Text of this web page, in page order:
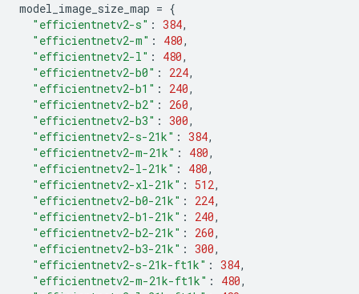
model_image_size_map = {
"efficientnetv2-s" : 384,
"efficientnetv2-m" : 480,
"efficientnetv2-l" : 480,
"efficientnetv2-b0" : 224,
"efficientnetv2-b1" : 240,
"efficientnetv2-b2" : 260,
"efficientnetv2-b3" : 300,
"efficientnetv2-s-21k" : 384,
"efficientnetv2-m-21k" : 480,
"efficientnetv2-l-21k" : 480,
"efficientnetv2-xl-21k" : 512,
"efficientnetv2-b0-21k" : 224,
"efficientnetv2-b1-21k" : 240,
"efficientnetv2-b2-21k" : 260,
"efficientnetv2-b3-21k" : 300,
"efficientnetv2-s-21k-ft1k" : 384,
"efficientnetv2-m-21k-ft1k" : 480,